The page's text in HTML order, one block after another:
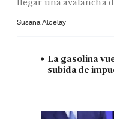
Susana Alcelay
La gasolina
subida de